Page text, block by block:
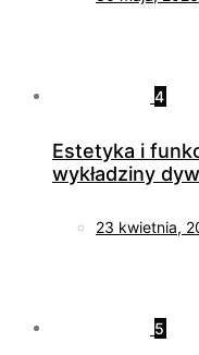
4
Estetyka i
wykładziny
23 kwietnia,
5